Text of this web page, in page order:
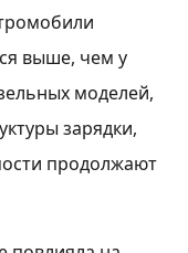
выше, чем у
моделей,
зарядки,
продолжают